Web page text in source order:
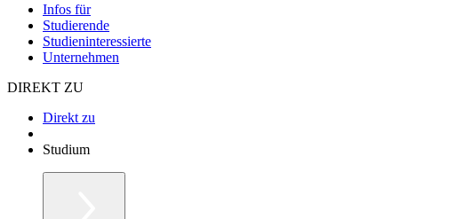
Infos für
Studierende
Studieninteressierte
Unternehmen
DIREKT ZU
Direkt zu
Studium